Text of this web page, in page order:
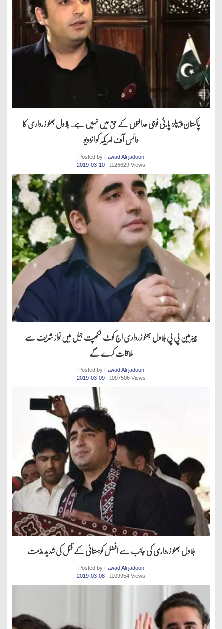
پاکستان پیپلز پارٹی فوجی عدالتوں کے حق میں نہیں ہے.بلاول بھٹو زرداری کا
وائس آف امریکہ کو انڑویو
Posted by Fawad Ali jadoon
2019-03-10
. 1126629 Views
چیئرمین پی پی بلاول بھٹو زرداری اج کوٹ لکھپت جیل میں نواز شریف سے
ملاقات کرے گے
Posted by Fawad Ali jadoon
2019-03-09
. 1097506 Views
بلاول بھٹو زرداری کی جانب سے افضل کوہستانی کے قتل کی شدید مذمت
Posted by Fawad Ali jadoon
2019-03-08
. 1109954 Views